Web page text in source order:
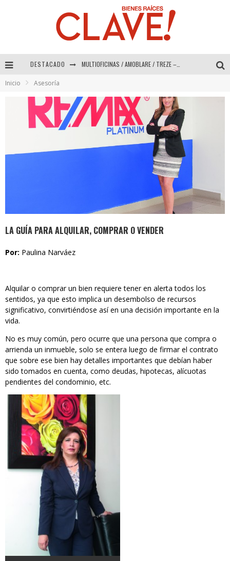
DESTACADO MULTIOFICINAS / AMOBLARE / TREZE – Especial Interiorismo & Decoración 2026
COLINEAL – Especial Interiorismo & Decoración 2026
ADRIANA HOYOS DESIGN STUDIO – Especial Interiorismo & Decoración 2026
Inicio Asesoría
LA GUÍA PARA ALQUILAR, COMPRAR O VENDER
Por: Paulina Narváez
Alquilar o comprar un bien requiere tener en alerta todos los
sentidos, ya que esto implica un desembolso de recursos
significativo, convirtiéndose así en una decisión importante en la
vida.
No es muy común, pero ocurre que una persona que compra o
arrienda un inmueble, solo se entera luego de firmar el contrato
que sobre ese bien hay detalles importantes que debían haber
sido tomados en cuenta, como deudas, hipotecas, alícuotas
pendientes del condominio, etc.